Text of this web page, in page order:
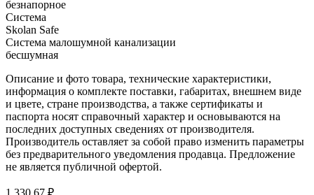
безнапорное
Система
Skolan Safe
Система малошумной канализации
бесшумная
Описание и фото товара, технические характеристики,
информация о комплекте поставки, габаритах, внешнем виде
и цвете, стране производства, а также сертификаты и
паспорта носят справочный характер и основываются на
последних доступных сведениях от производителя.
Производитель оставляет за собой право изменить параметры
без предварительного уведомления продавца. Предложение
не является публичной офертой.
1 330.67 ₽